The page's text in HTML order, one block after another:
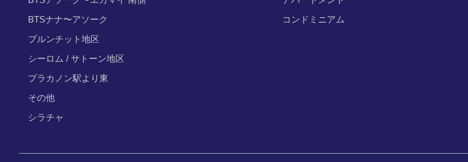
BTSナナ〜アソーク
プルンチット地区
シーロム / サトーン地区
プラカノン駅より東
その他
シラチャ
コンドミニアム